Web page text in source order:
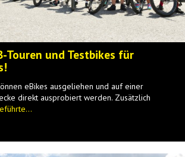
Touren und Testbikes für
eBikes ausgeliehen und auf einer
direkt ausprobiert werden. Zusätzlich